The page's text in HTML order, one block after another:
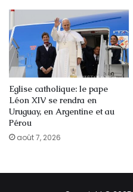
Eglise catholique: le pape
Léon XIV se rendra en
Uruguay, en Argentine et au
Pérou
août 7, 2026